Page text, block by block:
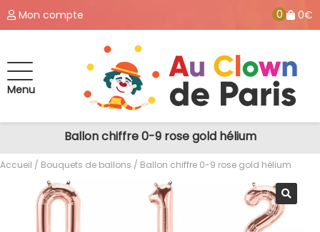
Mon compte 0 0€
Menu
Ballon chiffre 0-9 rose gold hélium
Accueil / Bouquets de ballons / Ballon chiffre 0-9 rose gold hélium